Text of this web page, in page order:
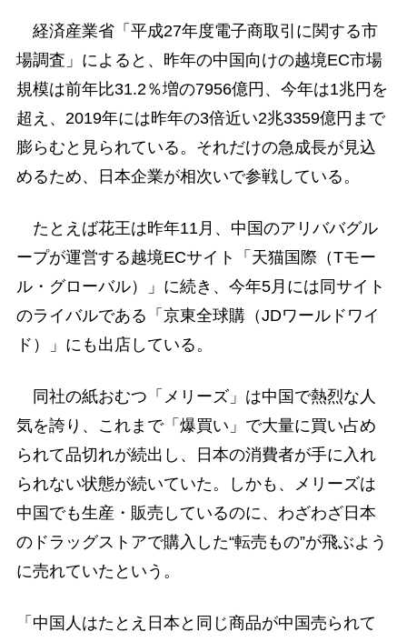
経済産業省「平成27年度電子商取引に関する市
場調査」によると、昨年の中国向けの越境EC市場
規模は前年比31.2％増の7956億円、今年は1兆円を
超え、2019年には昨年の3倍近い2兆3359億円まで
膨らむと見られている。それだけの急成長が見込
めるため、日本企業が相次いで参戦している。
たとえば花王は昨年11月、中国のアリババグル
ープが運営する越境ECサイト「天猫国際（Tモー
ル・グローバル）」に続き、今年5月には同サイト
のライバルである「京東全球購（JDワールドワイ
ド）」にも出店している。
同社の紙おむつ「メリーズ」は中国で熱烈な人
気を誇り、これまで「爆買い」で大量に買い占め
られて品切れが続出し、日本の消費者が手に入れ
られない状態が続いていた。しかも、メリーズは
中国でも生産・販売しているのに、わざわざ日本
のドラッグストアで購入した“転売もの”が飛ぶよう
に売れていたという。
「中国人はたとえ日本と同じ商品が中国売られて